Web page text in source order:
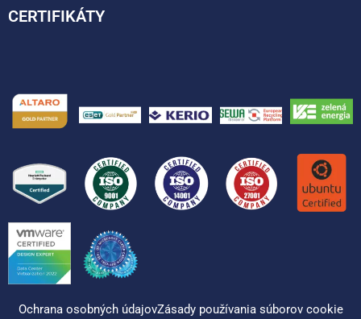
CERTIFIKÁTY
Ochrana osobných údajovZásady používania súborov cookie